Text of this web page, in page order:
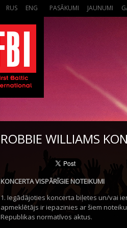
RUS ENG PASĀKUMI JAUNUMI
ROBBIE WILLIAMS
KONCERTA VISPĀRĪGIE NOTEIKUMI
1. Iegādājoties koncerta biļetes un/vai
apmeklētājs ir iepazinies ar šiem
Republikas normatīvos aktus.